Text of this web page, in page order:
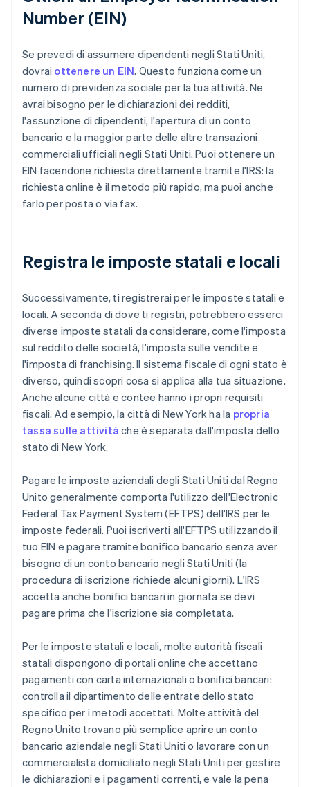
Number (EIN)
Se prevedi di assumere dipendenti negli Stati Uniti,
dovrai ottenere un EIN. Questo funziona come un
numero di previdenza sociale per la tua attività. Ne
avrai bisogno per le dichiarazioni dei redditi,
l'assunzione di dipendenti, l'apertura di un conto
bancario e la maggior parte delle altre transazioni
commerciali ufficiali negli Stati Uniti. Puoi ottenere un
EIN facendone richiesta direttamente tramite l'IRS: la
richiesta online è il metodo più rapido, ma puoi anche
farlo per posta o via fax.
Registra le imposte statali e locali
Successivamente, ti registrerai per le imposte statali e
locali. A seconda di dove ti registri, potrebbero esserci
diverse imposte statali da considerare, come l'imposta
sul reddito delle società, l'imposta sulle vendite e
l'imposta di franchising. Il sistema fiscale di ogni stato è
diverso, quindi scopri cosa si applica alla tua situazione.
Anche alcune città e contee hanno i propri requisiti
fiscali. Ad esempio, la città di New York ha la propria
tassa sulle attività che è separata dall'imposta dello
stato di New York.
Pagare le imposte aziendali degli Stati Uniti dal Regno
Unito generalmente comporta l'utilizzo dell'Electronic
Federal Tax Payment System (EFTPS) dell'IRS per le
imposte federali. Puoi iscriverti all'EFTPS utilizzando il
tuo EIN e pagare tramite bonifico bancario senza aver
bisogno di un conto bancario negli Stati Uniti (la
procedura di iscrizione richiede alcuni giorni). L'IRS
accetta anche bonifici bancari in giornata se devi
pagare prima che l'iscrizione sia completata.
Per le imposte statali e locali, molte autorità fiscali
statali dispongono di portali online che accettano
pagamenti con carta internazionali o bonifici bancari:
controlla il dipartimento delle entrate dello stato
specifico per i metodi accettati. Molte attività del
Regno Unito trovano più semplice aprire un conto
bancario aziendale negli Stati Uniti o lavorare con un
commercialista domiciliato negli Stati Uniti per gestire
le dichiarazioni e i pagamenti correnti, e vale la pena